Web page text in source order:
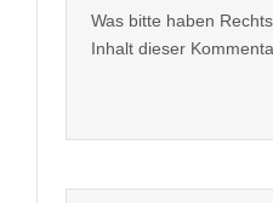
Was bitte haben
Inhalt dieser